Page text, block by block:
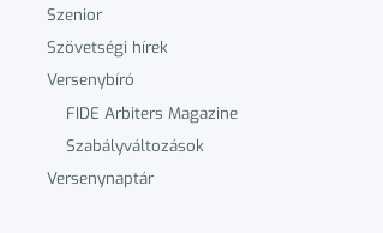
Szenior
Szövetségi hírek
Versenybíró
FIDE Arbiters Magazine
Szabályváltozások
Versenynaptár